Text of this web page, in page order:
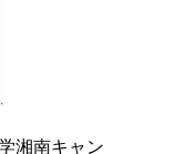
湘南キャン